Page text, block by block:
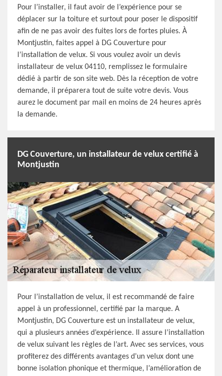
Pour l’installer, il faut avoir de l’expérience pour se
déplacer sur la toiture et surtout pour poser le dispositif
afin de ne pas avoir des fuites lors de fortes pluies. À
Montjustin, faites appel à DG Couverture pour
l’installation de velux. Si vous voulez avoir un devis
installateur de velux 04110, remplissez le formulaire
dédié à partir de son site web. Dès la réception de votre
demande, il préparera tout de suite votre devis. Vous
aurez le document par mail en moins de 24 heures après
la demande.
DG Couverture, un installateur de velux certifié à
Montjustin
Pour l’installation de velux, il est recommandé de faire
appel à un professionnel, certifié par la marque. A
Montjustin, DG Couverture est un installateur de velux,
qui a plusieurs années d’expérience. Il assure l’installation
de velux suivant les règles de l’art. Avec ses services, vous
profiterez des différents avantages d’un velux dont une
bonne isolation phonique et thermique, l’amélioration de